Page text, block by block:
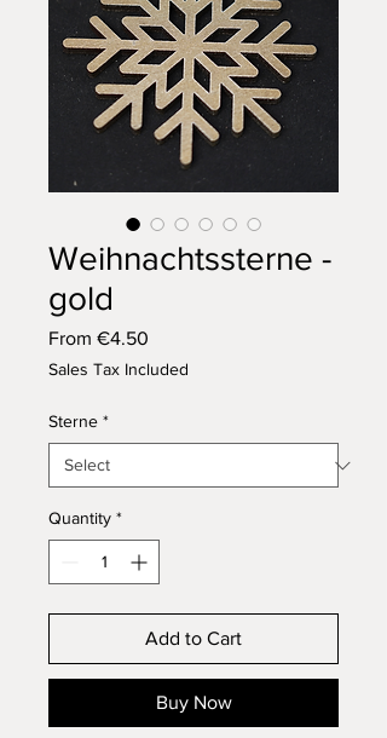
Weihnachtssterne -
gold
From €4.50
Sales Tax Included
Sterne *
Quantity *
Add to Cart
Buy Now